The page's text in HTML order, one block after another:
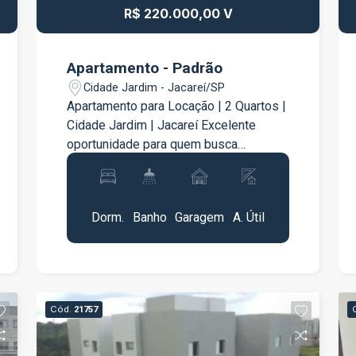
R$ 220.000,00 V
Apartamento - Padrão
Cidade Jardim - Jacareí/SP
Apartamento para Locação | 2 Quartos |
Cidade Jardim | Jacareí Excelente
oportunidade para quem busca
praticidade, conforto e boa localização.
Apartamento residencial com
o dia a dia. 2 quartos, sendo 1 com
guarda-roupa Sala aconchegante
serviço 1 vaga de garagem Localizado
no bairro Cidade Jardim, em Jacareí,
com fácil acesso a comércios, escolas,
Dorm.
Banho Garagem A. Útil
Cód. 21757